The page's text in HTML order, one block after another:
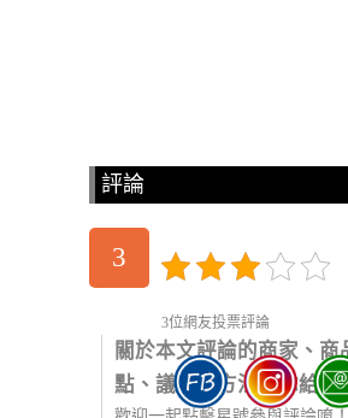
評論
3
3位網友投票評論
關於本文評論的商家、商
點、議題、方法，你給幾